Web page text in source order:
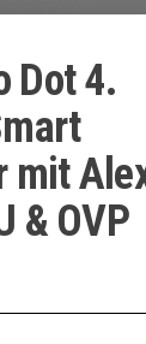
Dot 4.
mit
& OVP